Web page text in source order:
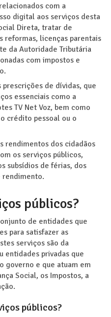
com a
digital aos serviços desta
Direta, tratar de
reformas, licenças parentais
da Autoridade Tributária
com impostos e
de dívidas, que
essenciais como a
TV Net Voz, bem como
crédito pessoal ou o
rendimentos dos cidadãos
os serviços públicos,
subsídios de férias, dos
rendimento.
públicos?
de entidades que
para satisfazer as
serviços são da
entidades privadas que
governo e que atuam em
Social, os Impostos, a
públicos?